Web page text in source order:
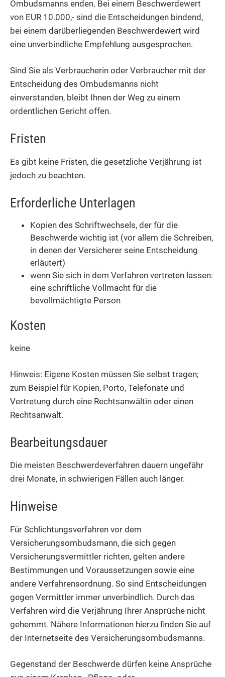
Ombudsmanns enden. Bei einem Beschwerdewert
von EUR 10.000,- sind die Entscheidungen bindend,
bei einem darüberliegenden Beschwerdewert wird
eine unverbindliche Empfehlung ausgesprochen.
Sind Sie als Verbraucherin oder Verbraucher mit der
Entscheidung des Ombudsmanns nicht
einverstanden, bleibt Ihnen der Weg zu einem
ordentlichen Gericht offen.
Fristen
Es gibt keine Fristen, die gesetzliche Verjährung ist
jedoch zu beachten.
Erforderliche Unterlagen
Kopien des Schriftwechsels, der für die
Beschwerde wichtig ist (vor allem die Schreiben,
in denen der Versicherer seine Entscheidung
erläutert)
wenn Sie sich in dem Verfahren vertreten lassen:
eine schriftliche Vollmacht für die
bevollmächtigte Person
Kosten
keine
Hinweis: Eigene Kosten müssen Sie selbst tragen;
zum Beispiel für Kopien, Porto, Telefonate und
Vertretung durch eine Rechtsanwältin oder einen
Rechtsanwalt.
Bearbeitungsdauer
Die meisten Beschwerdeverfahren dauern ungefähr
drei Monate, in schwierigen Fällen auch länger.
Hinweise
Für Schlichtungsverfahren vor dem
Versicherungsombudsmann, die sich gegen
Versicherungsvermittler richten, gelten andere
Bestimmungen und Voraussetzungen sowie eine
andere Verfahrensordnung. So sind Entscheidungen
gegen Vermittler immer unverbindlich. Durch das
Verfahren wird die Verjährung Ihrer Ansprüche nicht
gehemmt. Nähere Informationen hierzu finden Sie auf
der Internetseite des Versicherungsombudsmanns.
Gegenstand der Beschwerde dürfen keine Ansprüche